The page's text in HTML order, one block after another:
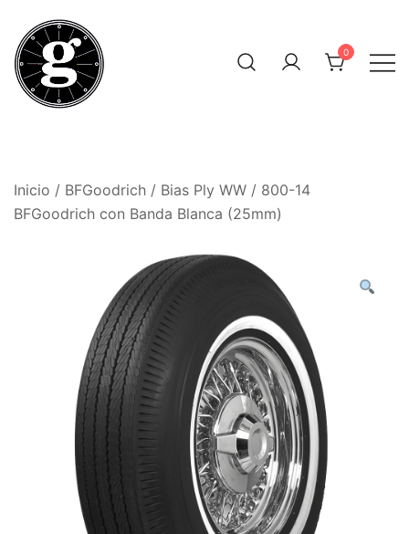
contenido
0
Inicio / BFGoodrich / Bias Ply WW / 800-14
BFGoodrich con Banda Blanca (25mm)